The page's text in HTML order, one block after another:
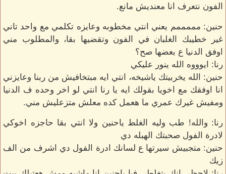
الفون نتعرف انا معنديش مانع.
حنين: مممممم يعني انتي مخطوبه وعايزه تكلمي مع واحد تاني
غير خطيبك الغلبان في الفون وتقضيها بقا، والمطلوب مني
اوفق الدنيا ع بعضها صح؟
رنا: ايوووه الله ينور عليكي
حنين: الله يخربيتك ياشيخه، انتي ايه مبتخافيش من ربنا وعايزني
انا اوفقك مع اخويا بقولك ايه يا رنا انتي لو اخر وحده ف الدنيا
ومفيش غيرك عمري ما هعمل كده معلش متزعليش مني.
رنا: والله! طب وليه الغلط ياحنين ولا انتي بقا حاجزه اخوكي
لادرة الفول صحبتك الهبله دي
حنين: متجبيش سيرتها ع لسانك ادرة الفول دي اشرف من الف
زيك